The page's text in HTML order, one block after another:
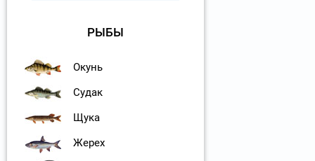
РЫБЫ
Окунь
Судак
Щука
Жерех